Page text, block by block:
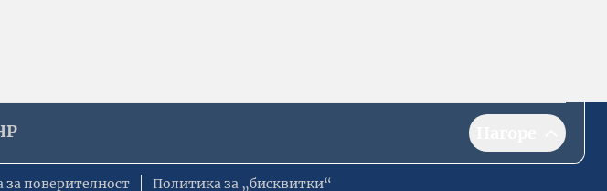
поверителност Политика за „бисквитки“